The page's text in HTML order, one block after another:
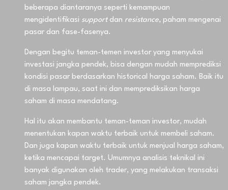
beberapa diantaranya seperti kemampuan
mengidentifikasi support dan resistance, paham mengenai
pasar dan fase-fasenya.
Dengan begitu teman-temen investor yang menyukai
investasi jangka pendek, bisa dengan mudah memprediksi
kondisi pasar berdasarkan historical harga saham. Baik itu
di masa lampau, saat ini dan memprediksikan harga
saham di masa mendatang.
Hal itu akan membantu teman-teman investor, mudah
menentukan kapan waktu terbaik untuk membeli saham.
Dan juga kapan waktu terbaik untuk menjual harga saham,
ketika mencapai target. Umumnya analisis teknikal ini
banyak digunakan oleh trader, yang melakukan transaksi
saham jangka pendek.